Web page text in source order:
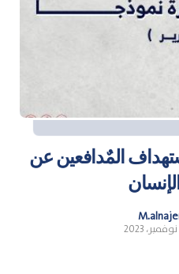
المٌدافعين عن